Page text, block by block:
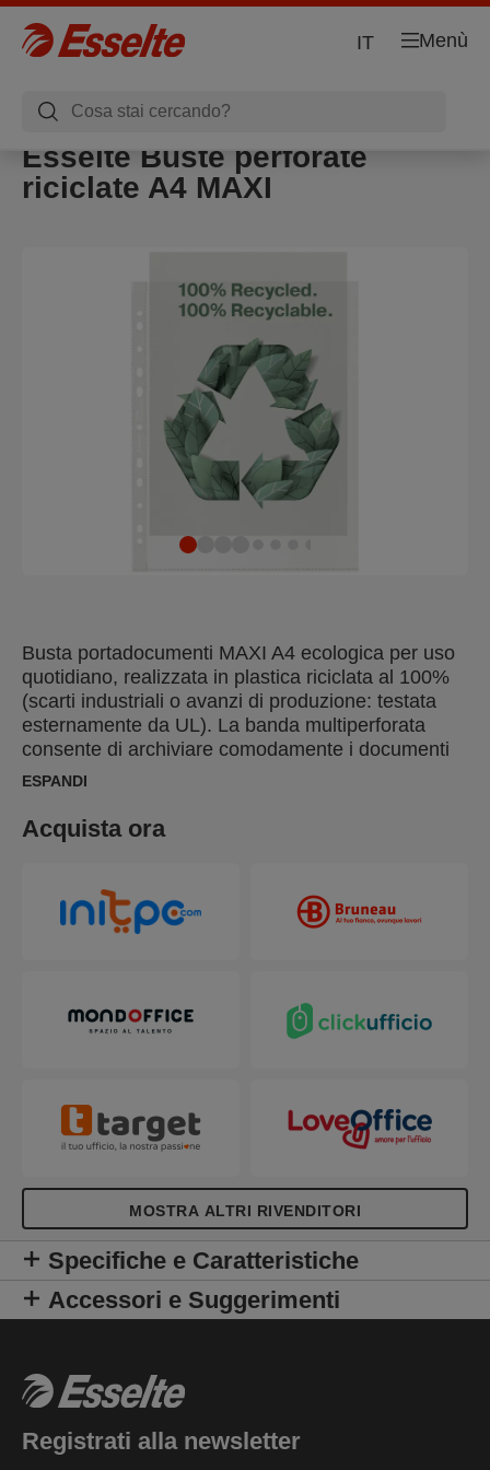
Menù
IT
Esselte Buste perforate
riciclate A4 MAXI
Busta portadocumenti MAXI A4 ecologica per uso
quotidiano, realizzata in plastica riciclata al 100%
(scarti industriali o avanzi di produzione: testata
esternamente da UL). La banda multiperforata
consente di archiviare comodamente i documenti
in cartelle e raccoglitori a leva. Accoglie un numero
fino a 80. L'intero prodotto può essere riutilizzato e
riciclato. È confezionato in una scatola di cartone,
ESPANDI
Acquista ora
MOSTRA ALTRI RIVENDITORI
Specifiche e Caratteristiche
Accessori e Suggerimenti
Registrati alla newsletter